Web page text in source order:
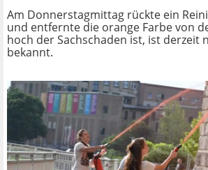
Am Donnerstagmittag rückte ein
und entfernte die orange Farbe von
hoch der Sachschaden ist, ist derzeit
bekannt.